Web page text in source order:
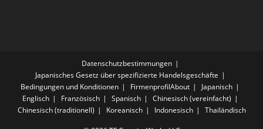
Datenschutzbestimmungen
Japanisches Gesetz über spezifizierte Handelsgeschäfte
Bedingungen und Konditionen
FirmenprofilAbout
Japanisch
Englisch
Französisch Spanisch
Chinesisch (vereinfacht)
Chinesisch (traditionell)
Koreanisch Indonesisch Thailändisch